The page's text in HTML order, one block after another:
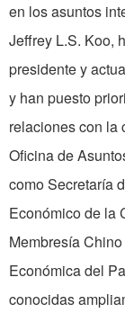
en los asuntos
Jeffrey L.S. Koo,
presidente y
y han puesto
relaciones con la
Oficina de
como Secretaría
Económico de la
Membresía
Econó­mica del
conocidas